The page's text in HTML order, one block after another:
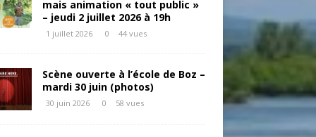
mais animation « tout public »
– jeudi 2 juillet 2026 à 19h
1 juillet 2026 0 44 vues
Scène ouverte à l’école de Boz –
mardi 30 juin (photos)
30 juin 2026 0 58 vues